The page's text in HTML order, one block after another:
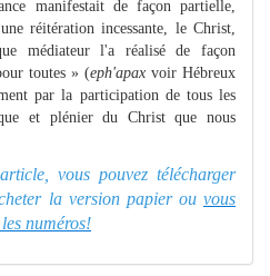
manifestait de façon partielle,
réitération incessante, le Christ,
médiateur l'a réalisé de façon
toutes » (eph'apaxvoir Hébreux
par la participation de tous les
et plénier du Christ que nous
vous pouvez télécharger
la version papier ou vous
numéros!